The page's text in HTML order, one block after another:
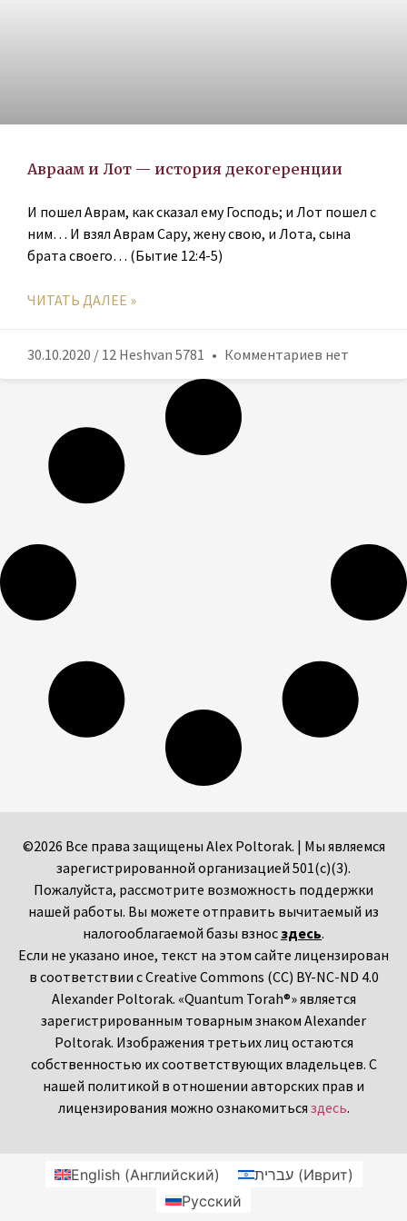
Авраам и Лот — история декогеренции
И пошел Аврам, как сказал ему Господь; и Лот пошел с
ним… И взял Аврам Сару, жену свою, и Лота, сына
брата своего… (Бытие 12:4-5)
ЧИТАТЬ ДАЛЕЕ »
30.10.2020 / 12 Heshvan 5781 Комментариев нет
©2026 Все права защищены Alex Poltorak. | Мы являемся
зарегистрированной организацией 501(c)(3).
Пожалуйста, рассмотрите возможность поддержки
нашей работы. Вы можете отправить вычитаемый из
налогооблагаемой базы взнос здесь.
Если не указано иное, текст на этом сайте лицензирован
в соответствии с Creative Commons (CC) BY-NC-ND 4.0
Alexander Poltorak. «Quantum Torah®» является
зарегистрированным товарным знаком Alexander
Poltorak. Изображения третьих лиц остаются
собственностью их соответствующих владельцев. С
нашей политикой в отношении авторских прав и
лицензирования можно ознакомиться здесь.
English(Английский) עברית(Иврит)
Русский